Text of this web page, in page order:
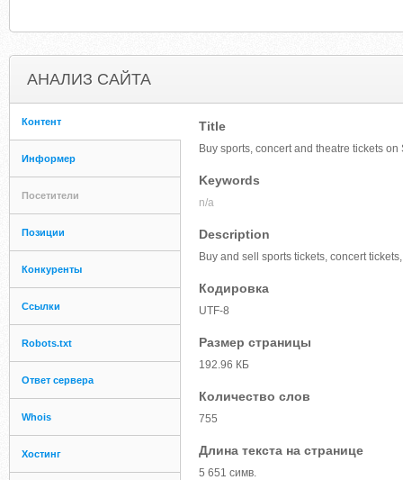
АНАЛИЗ САЙТА
Контент
Информер
Посетители
Позиции
Конкуренты
Ссылки
Robots.txt
Ответ сервера
Whois
Хостинг
Title
Buy sports, concert and theatre tickets on
Keywords
n/a
Description
Buy and sell sports tickets, concert
Кодировка
UTF-8
Размер страницы
192.96 КБ
Количество слов
755
Длина текста на странице
5 651 симв.